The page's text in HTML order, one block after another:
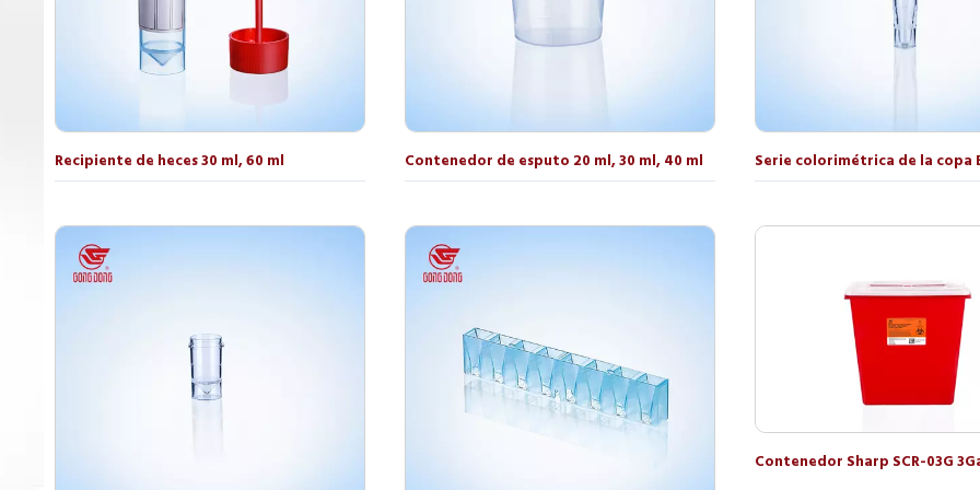
Recipiente de heces 30 ml, 60 ml Contenedor de esputo 20 ml, 30 ml, 40 ml Serie colorimétrica de la copa
Contenedor Sharp SCR-03G